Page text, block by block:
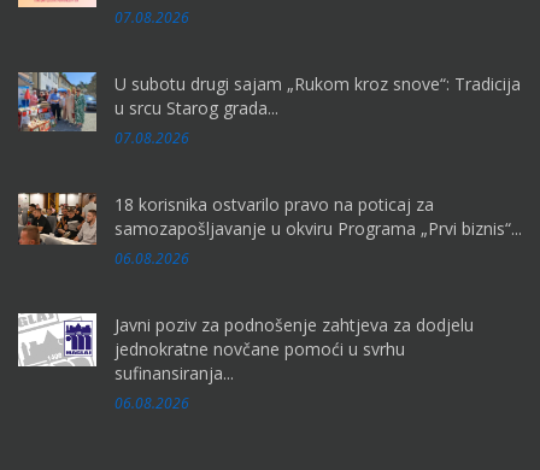
07.08.2026
U subotu drugi sajam „Rukom kroz snove“: Tradicija
u srcu Starog grada...
07.08.2026
18 korisnika ostvarilo pravo na poticaj za
samozapošljavanje u okviru Programa „Prvi biznis“...
06.08.2026
Javni poziv za podnošenje zahtjeva za dodjelu
jednokratne novčane pomoći u svrhu
sufinansiranja...
06.08.2026